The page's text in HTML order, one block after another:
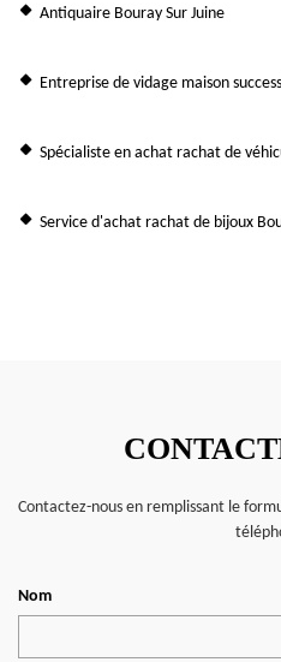
Antiquaire Bouray Sur Juine
Entreprise de vidage maison
Spécialiste en achat rachat de
Service d'achat rachat de bijoux
Contactez-nous en remplissant le
Nom